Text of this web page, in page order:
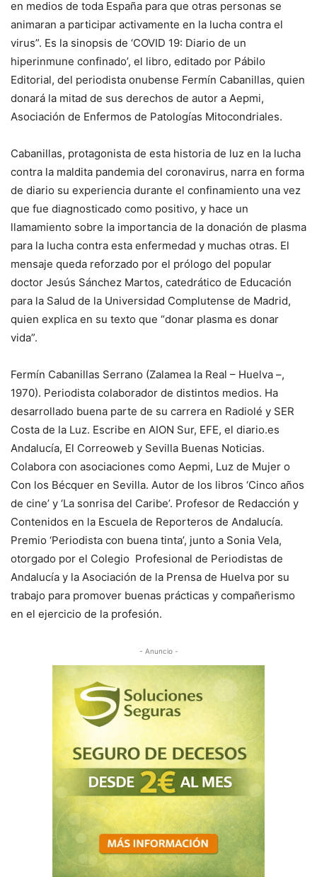
en medios de toda España para que otras personas se
animaran a participar activamente en la lucha contra el
virus”. Es la sinopsis de ‘COVID 19: Diario de un
hiperinmune confinado’, el libro, editado por Pábilo
Editorial, del periodista onubense Fermín Cabanillas, quien
donará la mitad de sus derechos de autor a Aepmi,
Asociación de Enfermos de Patologías Mitocondriales.
Cabanillas, protagonista de esta historia de luz en la lucha
contra la maldita pandemia del coronavirus, narra en forma
de diario su experiencia durante el confinamiento una vez
que fue diagnosticado como positivo, y hace un
llamamiento sobre la importancia de la donación de plasma
para la lucha contra esta enfermedad y muchas otras. El
mensaje queda reforzado por el prólogo del popular
doctor Jesús Sánchez Martos, catedrático de Educación
para la Salud de la Universidad Complutense de Madrid,
quien explica en su texto que “donar plasma es donar
vida”.
Fermín Cabanillas Serrano (Zalamea la Real – Huelva –,
1970). Periodista colaborador de distintos medios. Ha
desarrollado buena parte de su carrera en Radiolé y SER
Costa de la Luz. Escribe en AION Sur, EFE, el diario.es
Andalucía, El Correoweb y Sevilla Buenas Noticias.
Colabora con asociaciones como Aepmi, Luz de Mujer o
Con los Bécquer en Sevilla. Autor de los libros ‘Cinco años
de cine’ y ‘La sonrisa del Caribe’. Profesor de Redacción y
Contenidos en la Escuela de Reporteros de Andalucía.
Premio ‘Periodista con buena tinta’, junto a Sonia Vela,
otorgado por el Colegio Profesional de Periodistas de
Andalucía y la Asociación de la Prensa de Huelva por su
trabajo para promover buenas prácticas y compañerismo
en el ejercicio de la profesión.
- Anuncio -